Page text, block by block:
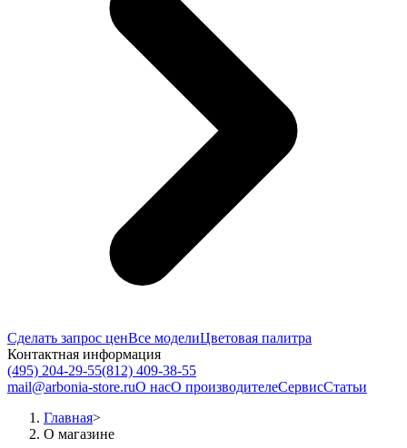
Сделать запрос ценВсе моделиЦветовая палитра
Контактная информация
(495) 204-29-55(812) 409-38-55
mail@arbonia-store.ruО насО производителеСервисСтатьи
Главная>
О магазине